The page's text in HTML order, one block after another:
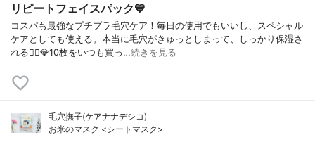
リピートフェイスパック💙
コスパも最強なプチプラ毛穴ケア！毎日の使用でもいいし、スペシャル
ケアとしても使える。本当に毛穴がきゅっとしまって、しっかり保湿さ
れる🙆‍♀️💎10枚をいつも買っ…続きを見る
毛穴撫子(ケアナナデシコ)
お米のマスク <シートマスク>